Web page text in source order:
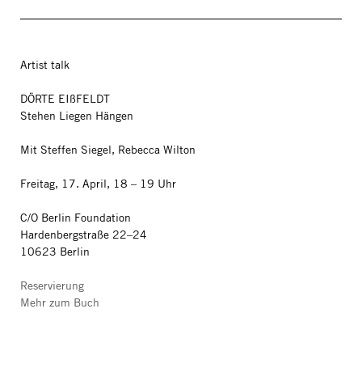
Artist talk
DÖRTE EIßFELDT
Stehen Liegen Hängen
Mit Steffen Siegel, Rebecca Wilton
Freitag, 17. April, 18 – 19 Uhr
C/O Berlin Foundation
Hardenbergstraße 22–24
10623 Berlin
Reservierung
Mehr zum Buch